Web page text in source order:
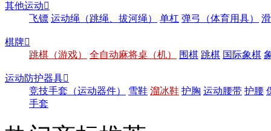
其他运动
飞镖 运动绳（跳绳、拔河绳） 单杠 弹弓（体育用具）
棋牌
跳棋（游戏）
全自动麻将桌（机） 围棋 跳棋 国际象棋
运动防护器具
竞技手套（运动器件）
雪鞋 溜冰鞋 护胸 运动腰带 护腰
手套